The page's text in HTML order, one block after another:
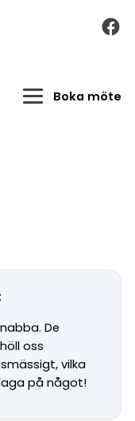
Boka möte
De
oss
vilka
på något!